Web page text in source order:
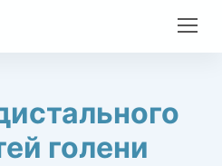
голени